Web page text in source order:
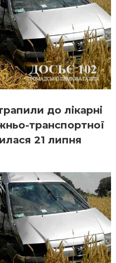
до лікарні
транспортної
21 липня